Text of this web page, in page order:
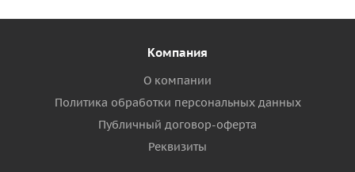
Компания
О компании
Политика обработки персональных данных
Публичный договор-оферта
Реквизиты